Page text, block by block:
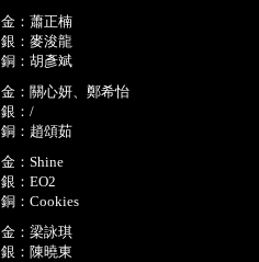
金：蕭正楠
銀：麥浚龍
銅：胡彥斌
金：關心妍、鄭希怡
銀：/
銅：趙頌茹
金：Shine
銀：EO2
銅：Cookies
金：梁詠琪
銀：陳曉東